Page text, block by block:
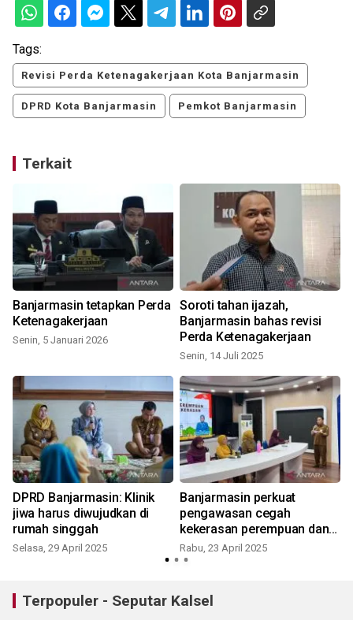
Tags:
Revisi Perda Ketenagakerjaan Kota Banjarmasin
DPRD Kota Banjarmasin Pemkot Banjarmasin
Terkait
Banjarmasin tetapkan Perda
Ketenagakerjaan
Senin, 5 Januari 2026
Soroti tahan ijazah,
Banjarmasin bahas revisi
Perda Ketenagakerjaan
Senin, 14 Juli 2025
DPRD Banjarmasin: Klinik
jiwa harus diwujudkan di
rumah singgah
Selasa, 29 April 2025
Banjarmasin perkuat
pengawasan cegah
kekerasan perempuan dan
anak
Rabu, 23 April 2025
Terpopuler - Seputar Kalsel